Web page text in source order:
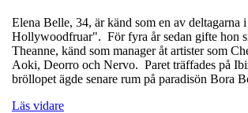
Elena Belle, 34, är känd som en av deltagarna
Hollywoodfruar". För fyra år sedan gifte hon
Theanne, känd som manager åt artister som
Aoki, Deorro och Nervo. Paret träffades på
bröllopet ägde senare rum på paradisön Bora
Läs vidare